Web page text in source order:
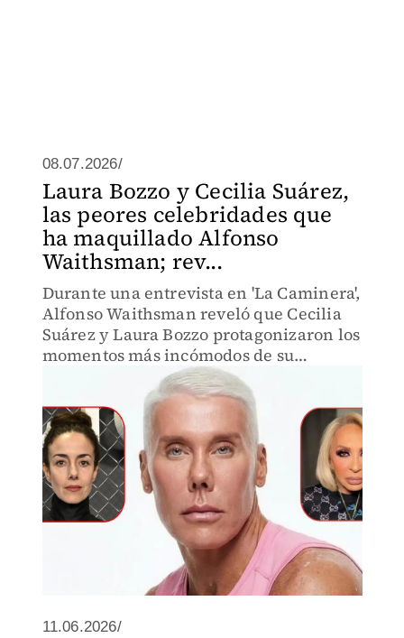
08.07.2026/
Laura Bozzo y Cecilia Suárez,
las peores celebridades que
ha maquillado Alfonso
Waithsman; rev...
Durante una entrevista en 'La Caminera',
Alfonso Waithsman reveló que Cecilia
Suárez y Laura Bozzo protagonizaron los
momentos más incómodos de su
trayectoria como maquillista.
11.06.2026/